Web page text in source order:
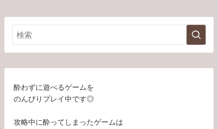
酔わずに遊べるゲームを
のんびりプレイ中です◎
攻略中に酔ってしまったゲームは